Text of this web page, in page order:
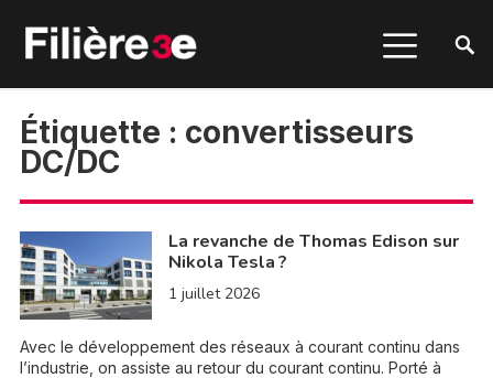
Étiquette : convertisseurs
DC/DC
La revanche de Thomas Edison sur
Nikola Tesla ?
1 juillet 2026
Avec le développement des réseaux à courant continu dans
l’industrie, on assiste au retour du courant continu. Porté à